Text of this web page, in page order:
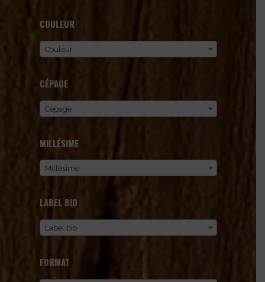
COULEUR
Couleur
CÉPAGE
Cépage
MILLÉSIME
Millésime
LABEL BIO
Label bio
FORMAT